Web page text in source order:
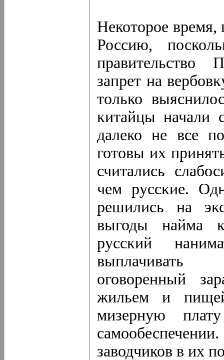
Некоторое время,
Россию,
правительство
запрет на
только
китайцы начали
далеко не все
готовы их
считались
чем русские.
решились на
выгоды найма
русский
выплачивать
оговоренный
жильем и
мизерную
заводчиков в их